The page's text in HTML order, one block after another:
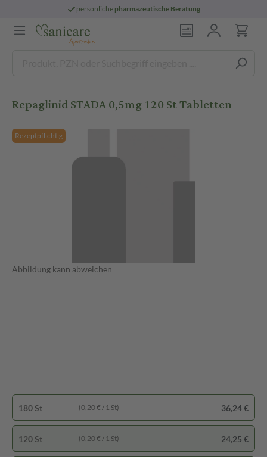
persönliche pharmazeutische Beratung
Repaglinid STADA 0,5mg 120 St Tabletten
Rezeptpflichtig
Abbildung kann abweichen
180 St (0,20 € / 1 St) 36,24 €
120 St (0,20 € / 1 St) 24,25 €